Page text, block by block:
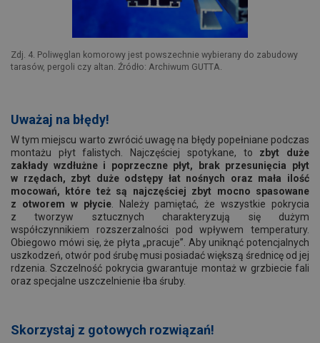
Zdj. 4. Poliwęglan komorowy jest powszechnie wybierany do zabudowy
tarasów, pergoli czy altan. Źródło: Archiwum GUTTA.
Uważaj na błędy!
W tym miejscu warto zwrócić uwagę na błędy popełniane podczas
montażu płyt falistych. Najczęściej spotykane, to zbyt duże
zakłady wzdłużne i poprzeczne płyt, brak przesunięcia płyt
w rzędach, zbyt duże odstępy łat nośnych oraz mała ilość
mocowań, które też są najczęściej zbyt mocno spasowane
z otworem w płycie. Należy pamiętać, że wszystkie pokrycia
z tworzyw sztucznych charakteryzują się dużym
współczynnikiem rozszerzalności pod wpływem temperatury.
Obiegowo mówi się, że płyta „pracuje”. Aby uniknąć potencjalnych
uszkodzeń, otwór pod śrubę musi posiadać większą średnicę od jej
rdzenia. Szczelność pokrycia gwarantuje montaż w grzbiecie fali
oraz specjalne uszczelnienie łba śruby.
Skorzystaj z gotowych rozwiązań!